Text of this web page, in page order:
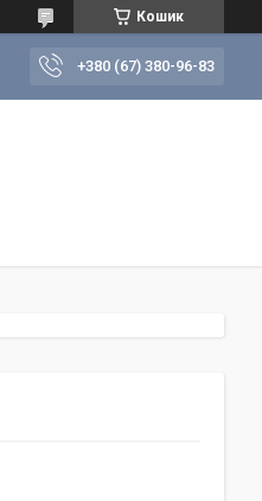
Кошик
+380 (67) 380-96-83